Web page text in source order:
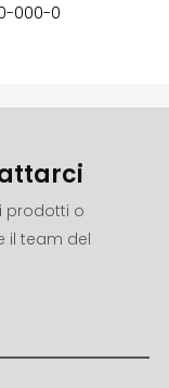
000-0
prodotti o
il team del